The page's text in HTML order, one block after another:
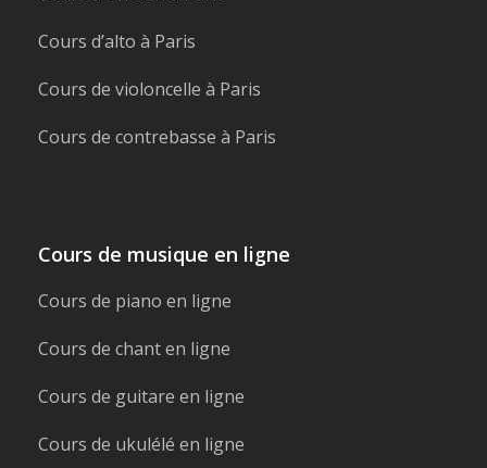
Cours d’alto à Paris
Cours de violoncelle à Paris
Cours de contrebasse à Paris
Cours de musique en ligne
Cours de piano en ligne
Cours de chant en ligne
Cours de guitare en ligne
Cours de ukulélé en ligne